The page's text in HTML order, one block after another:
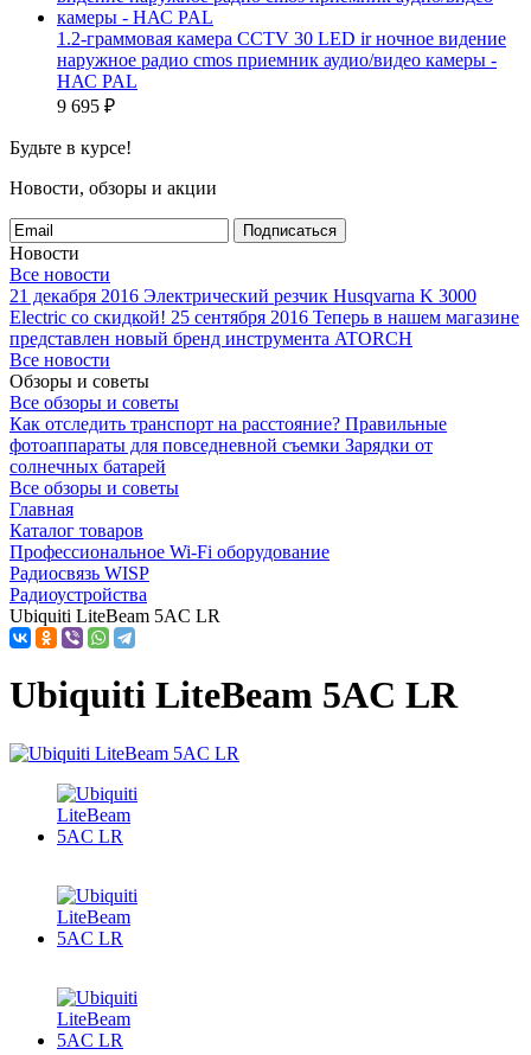
1.2-граммовая камера CCTV 30 LED ir ночное видение
наружное радио cmos приемник аудио/видео камеры -
НАС PAL
9 695 ₽
Будьте в курсе!
Новости, обзоры и акции
Подписаться
Новости
Все новости
21 декабря 2016 Электрический резчик Husqvarna K 3000
Electric со скидкой! 25 сентября 2016 Теперь в нашем магазине
представлен новый бренд инструмента ATORCH
Все новости
Обзоры и советы
Все обзоры и советы
Как отследить транспорт на расстояние? Правильные
фотоаппараты для повседневной съемки Зарядки от
солнечных батарей
Все обзоры и советы
Главная
Каталог товаров
Профессиональное Wi-Fi оборудование
Радиосвязь WISP
Радиоустройства
Ubiquiti LiteBeam 5AC LR
Ubiquiti LiteBeam 5AC LR